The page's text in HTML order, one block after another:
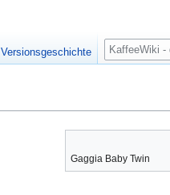
Gaggia Baby Twin
Versionsgeschichte
Suche